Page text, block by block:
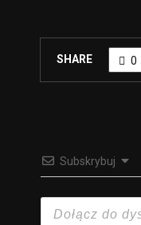
SHARE 0
Subskrybuj